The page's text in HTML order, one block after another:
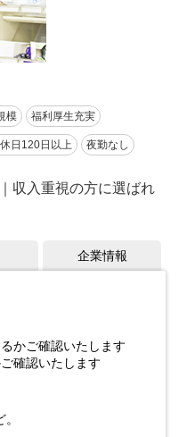
模 福利厚生充実
日120日以上 夜勤なし
収入重視の方に選ばれ
企業情報
かご確認いたします
確認いたします